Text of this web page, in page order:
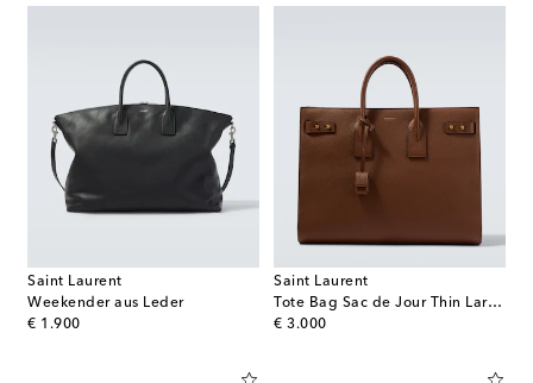
Saint Laurent
Weekender aus Leder
€ 1.900
original price
Saint Laurent
Tote Bag Sac de Jour Thin Large aus Leder
€ 3.000
original price